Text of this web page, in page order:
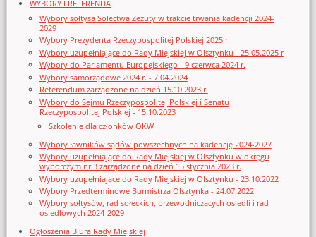
WYBORY I REFERENDA
Wybory sołtysa Sołectwa Zezuty w trakcie trwania kadencji 2024-
2029
Wybory Prezydenta Rzeczypospolitej Polskiej 2025 r.
Wybory uzupełniające do Rady Miejskiej w Olsztynku - 25.05.2025 r
Wybory do Parlamentu Europejskiego - 9 czerwca 2024 r.
Wybory samorządowe 2024 r. - 7.04.2024
Referendum zarządzone na dzień 15.10.2023 r.
Wybory do Sejmu Rzeczypospolitej Polskiej i Senatu
Rzeczypospolitej Polskiej - 15.10.2023
Szkolenie dla członków OKW
Wybory ławników sądów powszechnych na kadencję 2024-2027
Wybory uzupełniające do Rady Miejskiej w Olsztynku w okręgu
wyborczym nr 3 zarządzone na dzień 15 stycznia 2023 r.
Wybory uzupełniające do Rady Miejskiej w Olsztynku - 23.10.2022
Wybory Przedterminowe Burmistrza Olsztynka - 24.07.2022
Wybory sołtysów, rad sołeckich, przewodniczących osiedli i rad
osiedlowych 2024-2029
Ogłoszenia Biura Rady Miejskiej